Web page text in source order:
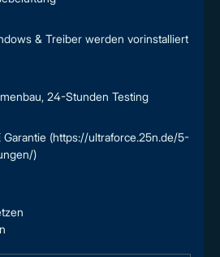
& Treiber werden vorinstalliert
24-Stunden Testing
Garantie (https://ultraforce.25n.de/5-
)